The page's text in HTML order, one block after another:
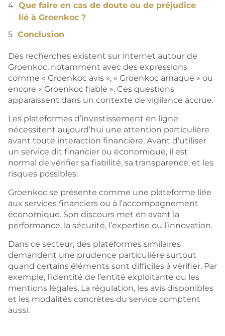
Que faire en cas de doute ou de préjudice
lié à Groenkoc ?
Conclusion
Des recherches existent sur internet autour de
Groenkoc, notamment avec des expressions
comme « Groenkoc avis », « Groenkoc arnaque » ou
encore « Groenkoc fiable ». Ces questions
apparaissent dans un contexte de vigilance accrue.
Les plateformes d’investissement en ligne
nécessitent aujourd’hui une attention particulière
avant toute interaction financière. Avant d’utiliser
un service dit financier ou économique, il est
normal de vérifier sa fiabilité, sa transparence, et les
risques possibles.
Groenkoc se présente comme une plateforme liée
aux services financiers ou à l’accompagnement
économique. Son discours met en avant la
performance, la sécurité, l’expertise ou l’innovation.
Dans ce secteur, des plateformes similaires
demandent une prudence particulière surtout
quand certains éléments sont difficiles à vérifier. Par
exemple, l’identité de l’entité exploitante ou les
mentions légales. La régulation, les avis disponibles
et les modalités concrètes du service comptent
aussi.